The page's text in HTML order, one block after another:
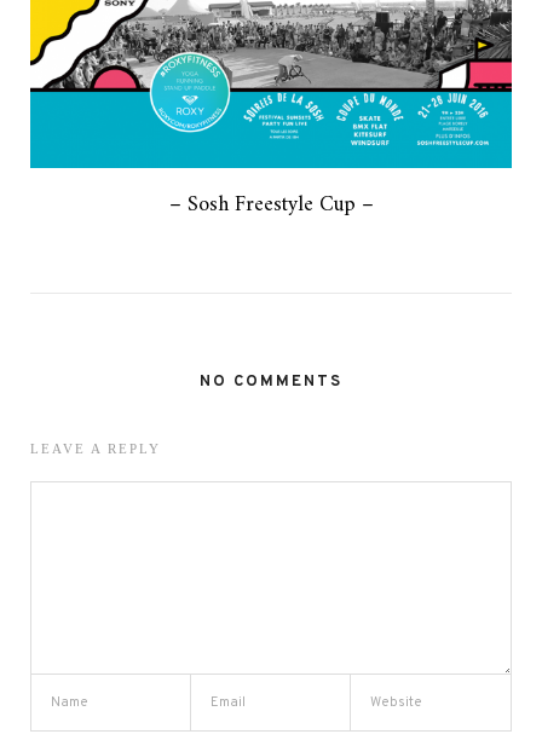
– Sosh Freestyle Cup –
NO COMMENTS
LEAVE A REPLY